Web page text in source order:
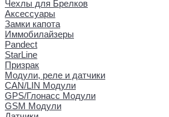
Чехлы для Брелков
Аксессуары
Замки капота
Иммобилайзеры
Pandect
StarLine
Призрак
Модули, реле и датчики
CAN/LIN Модули
GPS/Глонасс Модули
GSM Модули